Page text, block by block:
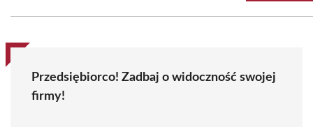
Przedsiębiorco! Zadbaj o widoczność swojej
firmy!